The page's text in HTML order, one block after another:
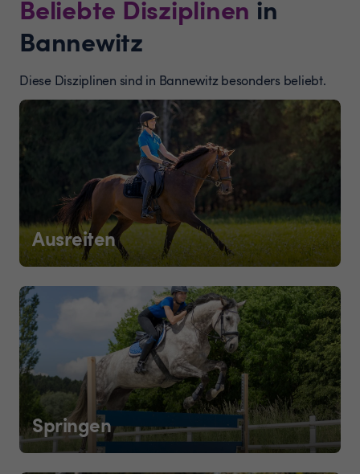
Beliebte Disziplinen in
Bannewitz
Diese Disziplinen sind in Bannewitz besonders beliebt.
Ausreiten
Springen